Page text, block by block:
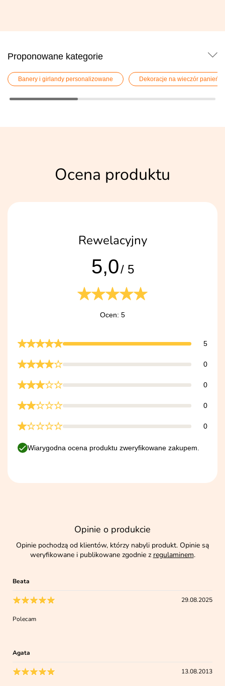
Proponowane kategorie
Banery i girlandy personalizowane Dekoracje na wieczór
Ocena produktu
Rewelacyjny
5,0/ 5
Ocen: 5
5
0
0
0
0
Wiarygodna ocena produktu zweryfikowane zakupem.
Opinie o produkcie
Opinie pochodzą od klientów, którzy nabyli produkt. Opinie są
weryfikowane i publikowane zgodnie z regulaminem.
Beata
29.08.2025
Polecam
Agata
13.08.2013